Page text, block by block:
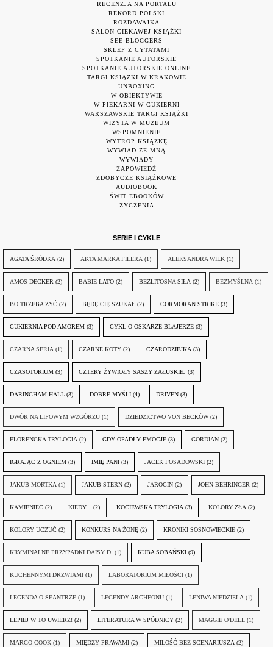
RECENZJA NA PORTALU
REKORD POLSKI
ROZDAWAJKA
SALON CIEKAWEJ KSIĄŻKI
SEE BLOGGERS
SKLEP Z CYTATAMI
SPOTKANIE AUTORSKIE
SPOTKANIE AUTORSKIE ONLINE
TARGI KSIĄŻKI W KRAKOWIE
UNBOXING
W OBIEKTYWIE
W PIEKARNI W CUKIERNI
WARSZAWSKIE TARGI KSIĄŻKI
WIZYTA W MUZEUM
WSPOMNIENIE
WYTROP KSIĄŻKĘ
WYWIAD ZE MNĄ
WYWIADY
ZAPOWIEDŹ
ZDOBYCZE KSIĄŻKOWE
AUDIOBOOK
ŚWIT EBOOKÓW
ŻYCZENIA
SERIE I CYKLE
AGATA ŚRÓDKA (2) AKTA MARKA FILERA (1) ALEKSANDRA WILK (1)
AMOS DECKER (2) BABIE LATO (2) BEZLITOSNA SIŁA (2) BEZMYŚLNA (1)
BO TRZEBA ŻYĆ (2) BĘDĘ CIĘ SZUKAŁ (2) CORMORAN STRIKE (3)
CUKIERNIA POD AMOREM (3) CYKL O OSKARZE BLAJERZE (3)
CZARNA SERIA (1) CZARNE KOTY (2) CZARODZIEJKA (3)
CZASOTORIUM (3) CZTERY ŻYWIOŁY SASZY ZAŁUSKIEJ (3)
DARINGHAM HALL (3) DOBRE MYŚLI (4) DRIVEN (3)
DWÓR NA LIPOWYM WZGÓRZU (1) DZIEDZICTWO VON BECKÓW (2)
FLORENCKA TRYLOGIA (2) GDY OPADŁY EMOCJE (3) GORDIAN (2)
IGRAJĄC Z OGNIEM (3) IMIĘ PANI (3) JACEK POSADOWSKI (2)
JAKUB MORTKA (1) JAKUB STERN (2) JAROCIN (2) JOHN BEHRINGER (2)
KAMIENIEC (2) KIEDY... (2) KOCIEWSKA TRYLOGIA (3) KOLORY ZŁA (2)
KOLORY UCZUĆ (2) KONKURS NA ŻONĘ (2) KRONIKI SOSNOWIECKIE (2)
KRYMINALNE PRZYPADKI DAISY D. (1) KUBA SOBAŃSKI (9)
KUCHENNYMI DRZWIAMI (1) LABORATORIUM MIŁOŚCI (1)
LEGENDA O SEANTRZE (1) LEGENDY ARCHEONU (1) LENIWA NIEDZIELA (1)
LEPIEJ W TO UWIERZ! (2) LITERATURA W SPÓDNICY (2) MAGGIE O'DELL (1)
MARGO COOK (1) MIĘDZY PRAWAMI (2) MIŁOŚĆ BEZ SCENARIUSZA (2)